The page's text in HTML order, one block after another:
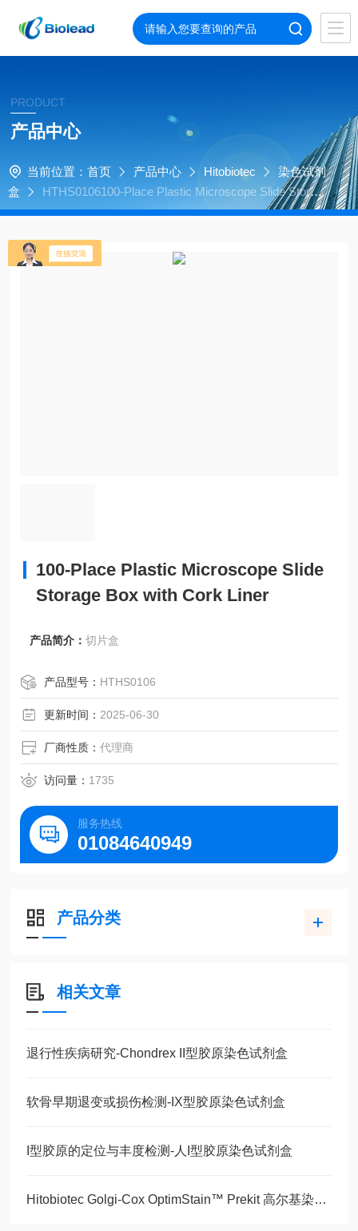
PRODUCT
产品中心
当前位置： 首页 产品中心 Hitobiotec
染色试剂
盒
HTHS0106100-Place Plastic Microscope Slide Storag
e Box with Cork Liner
100-Place Plastic Microscope Slide
Storage Box with Cork Liner
产品简介：切片盒
产品型号： HTHS0106
更新时间： 2025-06-30
厂商性质：代理商
访问量： 1735
服务热线
01084640949
产品分类
相关文章
退行性疾病研究-Chondrex II型胶原染色试剂盒
软骨早期退变或损伤检测-IX型胶原染色试剂盒
I型胶原的定位与丰度检测-人I型胶原染色试剂盒
Hitobiotec Golgi-Cox OptimStain™ Prekit 高尔基染色试剂盒产品说明